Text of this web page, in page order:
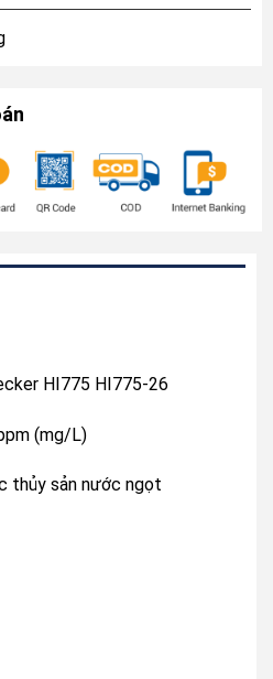
HI775 HI775-26
(mg/L)
thủy sản nước ngọt